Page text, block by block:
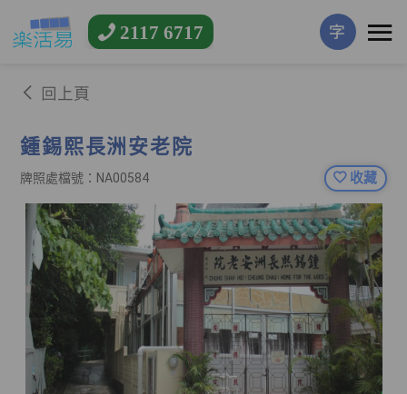
2117 6717 字
回上頁
鍾錫熙長洲安老院
牌照處檔號：NA00584 收藏